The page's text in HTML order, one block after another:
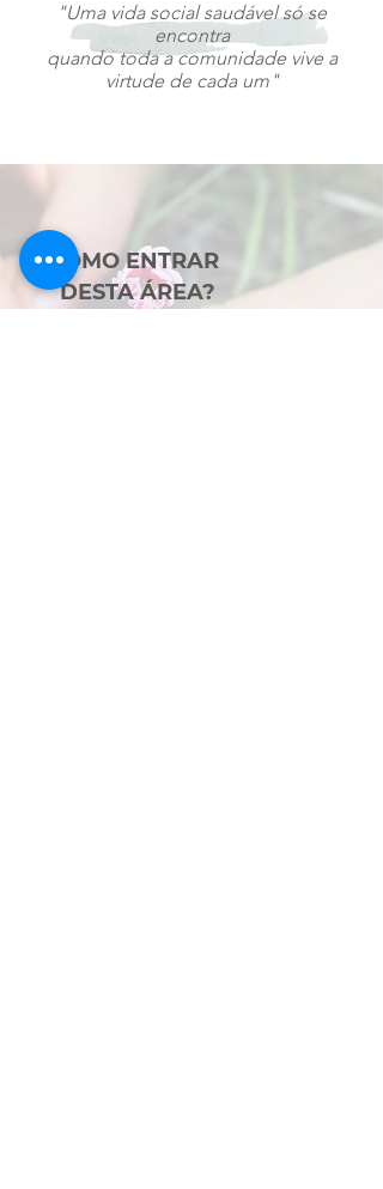
COMO ENTRAR
DESTA ÁREA?
"Uma vida social saudável só se
encontra
quando toda a comunidade vive a
virtude de cada um"